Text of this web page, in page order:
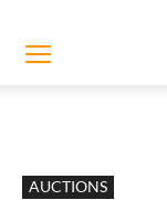
AUCTIONS